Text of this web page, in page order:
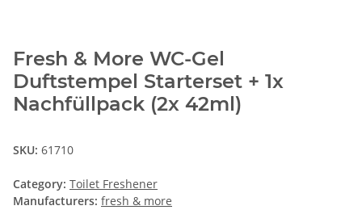
Fresh & More WC-Gel
Duftstempel Starterset + 1x
Nachfüllpack (2x 42ml)
SKU: 61710
Category: Toilet Freshener
Manufacturers: fresh & more